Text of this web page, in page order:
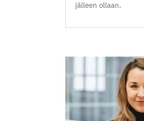
jälleen ollaan.